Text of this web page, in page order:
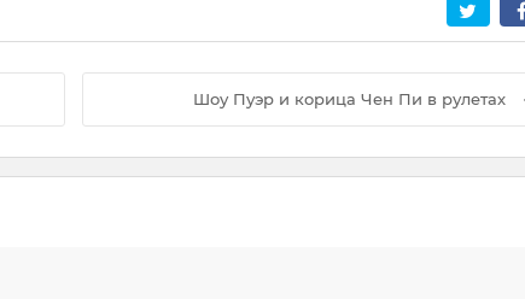
Шоу Пуэр и корица Чен Пи в рулетах